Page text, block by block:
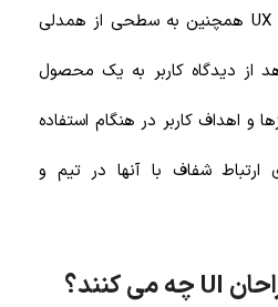
بسیار مشارکتی است. طراحان UX همچنین به سطحی از همدلی
از دیدگاه کاربر به یک محصول
و اهداف کاربر در هنگام استفاده
ارتباط شفاف با آنها در تیم و